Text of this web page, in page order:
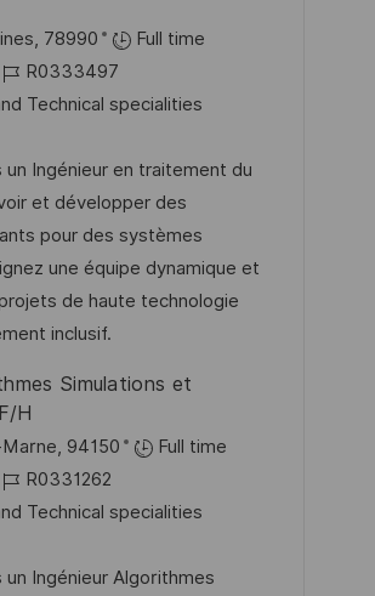
78990
Full time
J
o
-
I
D
R0333497
Technical specialities
un Ingénieur en traitement du
et développer des
pour des systèmes
une équipe dynamique et
de haute technologie
inclusif.
Simulations et
H
94150
Full time
J
o
-
R0331262
Technical specialities
un Ingénieur Algorithmes